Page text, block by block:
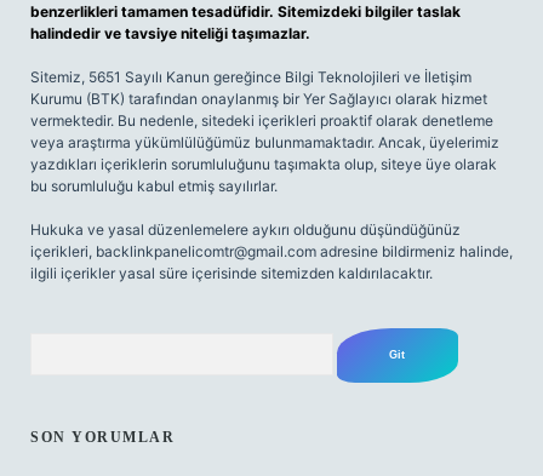
benzerlikleri tamamen tesadüfidir. Sitemizdeki bilgiler taslak
halindedir ve tavsiye niteliği taşımazlar.
Sitemiz, 5651 Sayılı Kanun gereğince Bilgi Teknolojileri ve İletişim
Kurumu (BTK) tarafından onaylanmış bir Yer Sağlayıcı olarak hizmet
vermektedir. Bu nedenle, sitedeki içerikleri proaktif olarak denetleme
veya araştırma yükümlülüğümüz bulunmamaktadır. Ancak, üyelerimiz
yazdıkları içeriklerin sorumluluğunu taşımakta olup, siteye üye olarak
bu sorumluluğu kabul etmiş sayılırlar.
Hukuka ve yasal düzenlemelere aykırı olduğunu düşündüğünüz
içerikleri, backlinkpanelicomtr@gmail.com adresine bildirmeniz halinde,
ilgili içerikler yasal süre içerisinde sitemizden kaldırılacaktır.
SON YORUMLAR